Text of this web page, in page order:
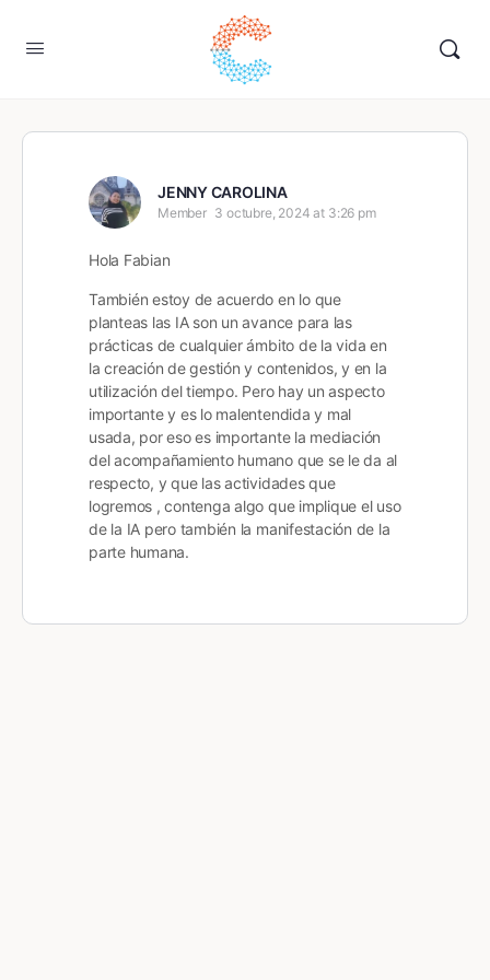
JENNY CAROLINA
Member 3 octubre, 2024 at 3:26 pm
Hola Fabian
También estoy de acuerdo en lo que
planteas las IA son un avance para las
prácticas de cualquier ámbito de la vida en
la creación de gestión y contenidos, y en la
utilización del tiempo. Pero hay un aspecto
importante y es lo malentendida y mal
usada, por eso es importante la mediación
del acompañamiento humano que se le da al
respecto, y que las actividades que
logremos , contenga algo que implique el uso
de la IA pero también la manifestación de la
parte humana.